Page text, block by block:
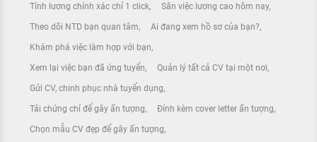
Tính lương chính xác chỉ 1 click Săn việc lương cao hôm nay
Theo dõi NTD bạn quan tâm Ai đang xem hồ sơ của bạn?
Khám phá việc làm hợp với bạn
Xem lại việc bạn đã ứng tuyển Quản lý tất cả CV tại một nơi
Gửi CV, chinh phục nhà tuyển dụng
Tải chứng chỉ để gây ấn tượng Đính kèm cover letter ấn tượng
Chọn mẫu CV đẹp để gây ấn tượng